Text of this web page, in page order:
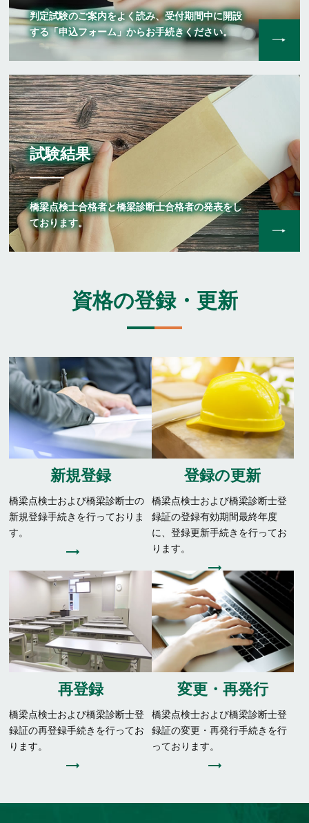
判定試験のご案内をよく読み、受付期間中に開設
する「申込フォーム」からお手続きください。
試験結果
橋梁点検士合格者と橋梁診断士合格者の発表をし
ております。
資格の登録・更新
新規登録
橋梁点検士および橋梁診断士の
新規登録手続きを行っておりま
す。
登録の更新
橋梁点検士および橋梁診断士登
録証の登録有効期間最終年度
に、登録更新手続きを行ってお
ります。
再登録
橋梁点検士および橋梁診断士登
録証の再登録手続きを行ってお
ります。
変更・再発行
橋梁点検士および橋梁診断士登
録証の変更・再発行手続きを行
っております。